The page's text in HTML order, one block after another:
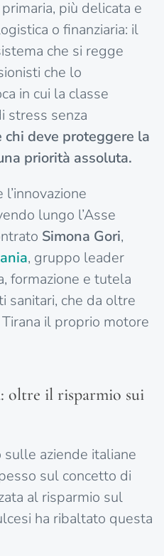
più delicata e
o finanziaria: il
che si regge
che lo
in cui la classe
stress senza
chi deve proteggere la
priorità assoluta.
lungo l’Asse
Simona Gori,
, gruppo leader
formazione e tutela
sanitari, che da oltre
il proprio motore
oltre il risparmio sui
aziende italiane
sul concetto di
al risparmio sul
ha ribaltato questa